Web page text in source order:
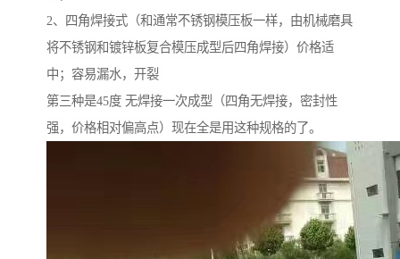
2、四角焊接式（和通常不锈钢模压板一样，由机械磨具
将不锈钢和镀锌板复合模压成型后四角焊接）价格适
中；容易漏水，开裂
第三种是45度 无焊接一次成型（四角无焊接，密封性
强，价格相对偏高点）现在全是用这种规格的了。